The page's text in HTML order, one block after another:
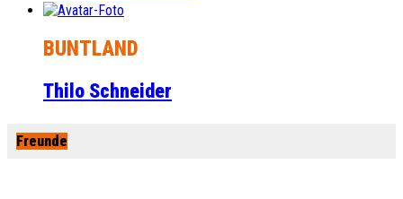
BUNTLAND
Thilo Schneider
Freunde